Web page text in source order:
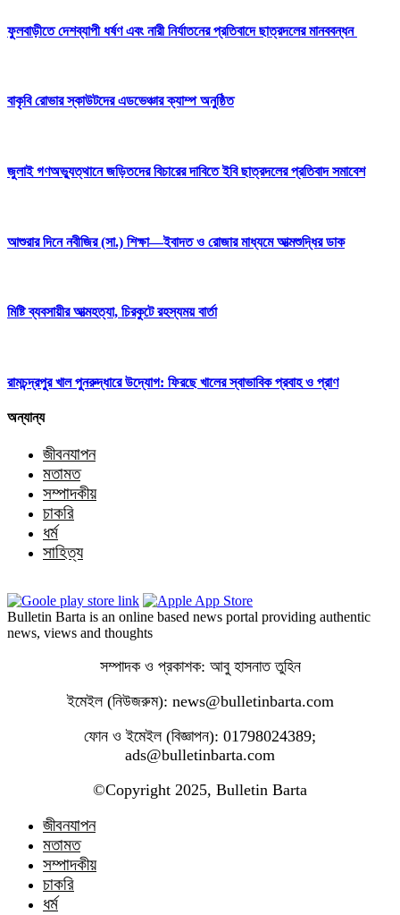
ফুলবাড়ীতে দেশব্যাপী ধর্ষণ এবং নারী নির্যাতনের প্রতিবাদে ছাত্রদলের মানববন্ধন
বাকৃবি রোভার স্কাউটদের এডভেঞ্চার ক্যাম্প অনুষ্ঠিত
জুলাই গণঅভ্যুত্থানে জড়িতদের বিচারের দাবিতে ইবি ছাত্রদলের প্রতিবাদ সমাবেশ
আশুরার দিনে নবীজির (সা.) শিক্ষা—ইবাদত ও রোজার মাধ্যমে আত্মশুদ্ধির ডাক
মিষ্টি ব্যবসায়ীর আত্মহত্যা, চিরকুটে রহস্যময় বার্তা
রামচন্দ্রপুর খাল পুনরুদ্ধারে উদ্যোগ: ফিরছে খালের স্বাভাবিক প্রবাহ ও প্রাণ
অন্যান্য
জীবনযাপন
মতামত
সম্পাদকীয়
চাকরি
ধর্ম
সাহিত্য
Bulletin Barta is an online based news portal providing authentic
news, views and thoughts
সম্পাদক ও প্রকাশক: আবু হাসনাত তুহিন
ইমেইল (নিউজরুম): news@bulletinbarta.com
ফোন ও ইমেইল (বিজ্ঞাপন): 01798024389;
ads@bulletinbarta.com
©️Copyright 2025, Bulletin Barta
জীবনযাপন
মতামত
সম্পাদকীয়
চাকরি
ধর্ম